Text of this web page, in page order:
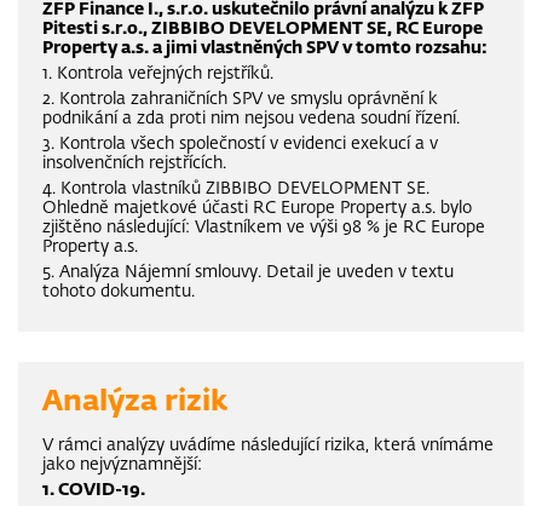
ZFP Finance I., s.r.o. uskutečnilo právní analýzu k ZFP
Pitesti s.r.o., ZIBBIBO DEVELOPMENT SE, RC Europe
Property a.s. a jimi vlastněných SPV v tomto rozsahu:
1. Kontrola veřejných rejstříků.
2. Kontrola zahraničních SPV ve smyslu oprávnění k
podnikání a zda proti nim nejsou vedena soudní řízení.
3. Kontrola všech společností v evidenci exekucí a v
insolvenčních rejstřících.
4. Kontrola vlastníků ZIBBIBO DEVELOPMENT SE.
Ohledně majetkové účasti RC Europe Property a.s. bylo
zjištěno následující: Vlastníkem ve výši 98 % je RC Europe
Property a.s.
5. Analýza Nájemní smlouvy. Detail je uveden v textu
tohoto dokumentu.
Analýza rizik
V rámci analýzy uvádíme následující rizika, která vnímáme
jako nejvýznamnější:
1. COVID-19.